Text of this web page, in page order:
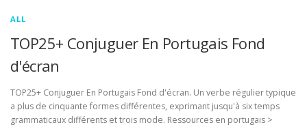
ALL
TOP25+ Conjuguer En Portugais Fond
d'écran
TOP25+ Conjuguer En Portugais Fond d'écran. Un verbe régulier typique
a plus de cinquante formes différentes, exprimant jusqu'à six temps
grammaticaux différents et trois mode. Ressources en portugais >